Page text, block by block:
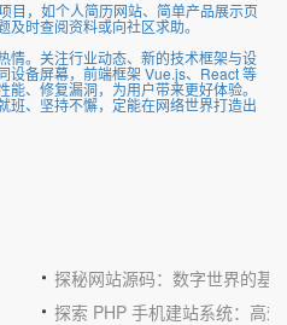
目，如个人简历网站、简单产品展示页
时查阅资料或向社区求助。
情。关注行业动态、新的技术框架与设
设备屏幕，前端框架 Vue.js、React 等
、修复漏洞，为用户带来更好体验。
班、坚持不懈，定能在网络世界打造出
探秘网站源码：数字世界的基
设之门
探索 PHP 手机建站系统：高